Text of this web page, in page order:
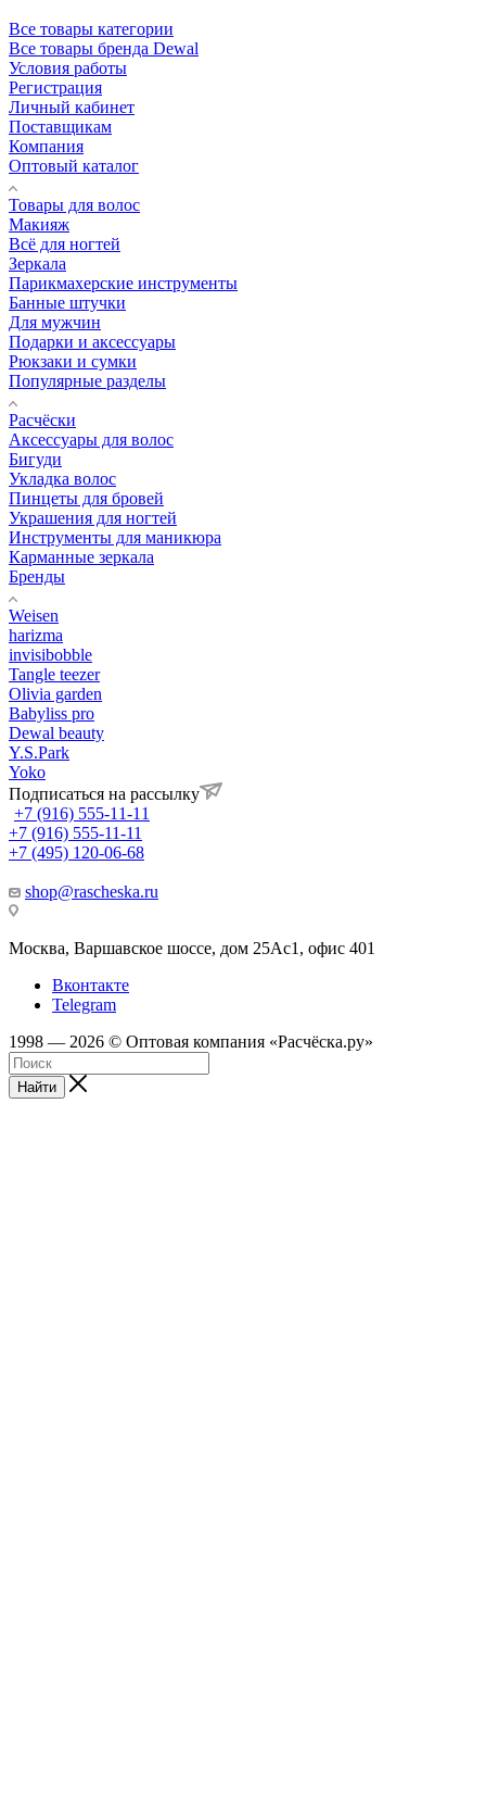
Все товары категории
Все товары бренда Dewal
Условия работы
Регистрация
Личный кабинет
Поставщикам
Компания
Оптовый каталог
Товары для волос
Макияж
Всё для ногтей
Зеркала
Парикмахерские инструменты
Банные штучки
Для мужчин
Подарки и аксессуары
Рюкзаки и сумки
Популярные разделы
Расчёски
Аксессуары для волос
Бигуди
Укладка волос
Пинцеты для бровей
Украшения для ногтей
Инструменты для маникюра
Карманные зеркала
Бренды
Weisen
harizma
invisibobble
Tangle teezer
Olivia garden
Babyliss pro
Dewal beauty
Y.S.Park
Yoko
Подписаться на рассылку
+7 (916) 555-11-11
+7 (916) 555-11-11
+7 (495) 120-06-68
shop@rascheska.ru
Москва, Варшавское шоссе, дом 25Аc1, офис 401
Вконтакте
Telegram
1998 — 2026 © Оптовая компания «Расчёска.ру»
Найти